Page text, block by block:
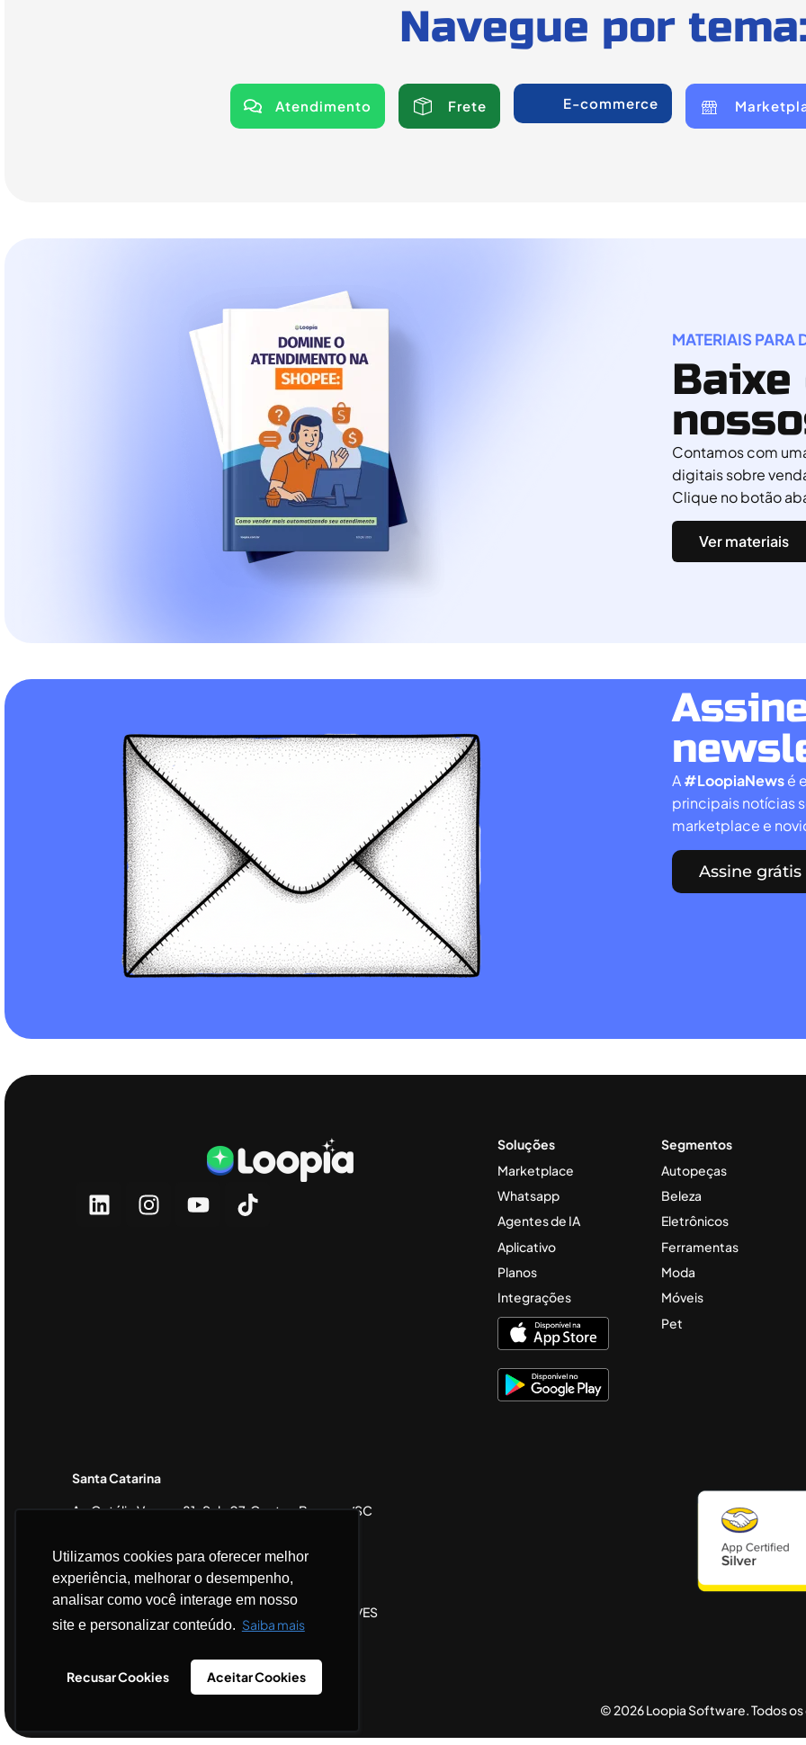
Utilizamos cookies para oferecer melhor
experiência, melhorar o desempenho,
analisar como você interage em nosso
site e personalizar conteúdo. Saiba mais
Recusar Cookies Aceitar Cookies
Navegue por
Atendimento Frete E-commerce
MATERIAIS PARA
Contamos com
digitais sobre
Clique no botão
Ver materiais
A#LoopiaNewsé
principais notícias
marketplace e
Assine grátis
Segmentos
Autopeças
Beleza
Eletrônicos
Ferramentas
Moda
Móveis
Pet
Soluções
Marketplace
Whatsapp
Agentes de IA
Aplicativo
Planos
Integrações
Santa Catarina
Av. Getúlio Vargas, 81 , Sala 07, Centro, Brusque/SC
Espírito Santo
Av. Nossa Sra da Penha, 2598, Santa Luiza, Vitória/ES
CEP 29045-402
© 2026 Loopia Software. Todos